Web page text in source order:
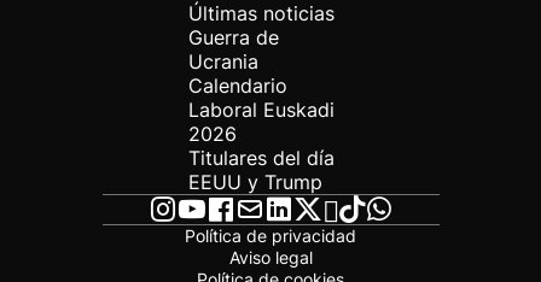
Últimas noticias
Guerra de
Ucrania
Calendario
Laboral Euskadi
2026
Titulares del día
EEUU y Trump
Política de privacidad
Aviso legal